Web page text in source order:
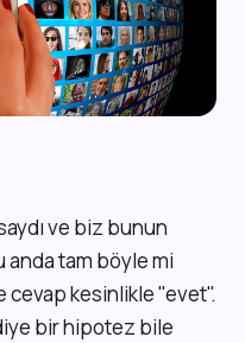
ve biz bunun
anda tam böyle mi
cevap kesinlikle "evet".
bir hipotez bile